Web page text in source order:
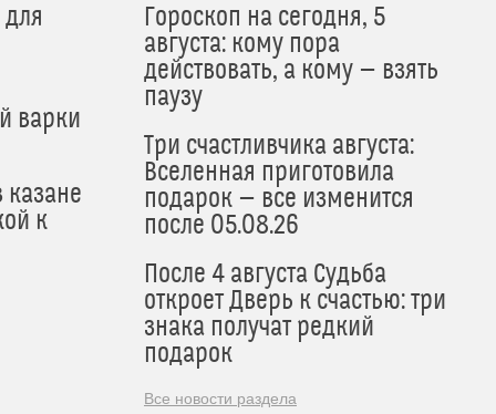
варки
к
Гороскоп на сегодня, 5
августа: кому пора
действовать, а кому — взять
паузу
Три счастливчика августа:
Вселенная приготовила
подарок — все изменится
после 05.08.26
После 4 августа Судьба
откроет Дверь к счастью: три
знака получат редкий
подарок
Все новости раздела